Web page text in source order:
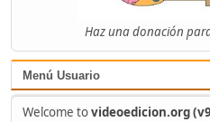
Haz una donación
Menú Usuario
Welcome tovideoedicion.org